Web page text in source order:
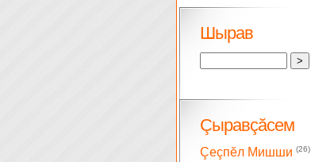
Шырав
Çыравçăсем
Çеçпĕл Мишши (26)